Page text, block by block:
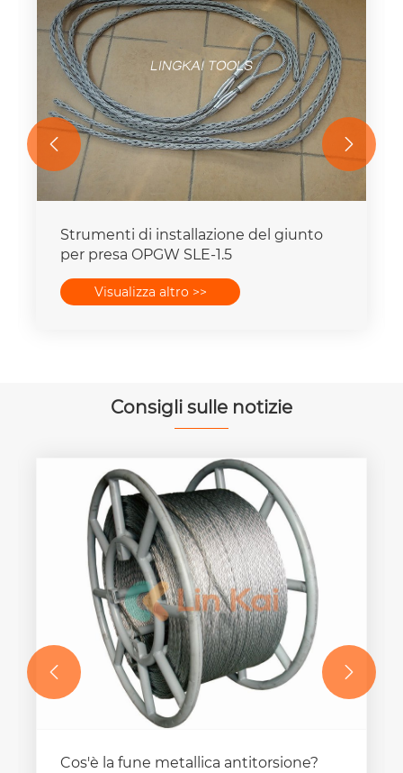
Strumenti di installazione del giunto
per presa OPGW SLE-1.5
Visualizza altro >>
 
Consigli sulle notizie
Cos'è la fune metallica antitorsione?
 